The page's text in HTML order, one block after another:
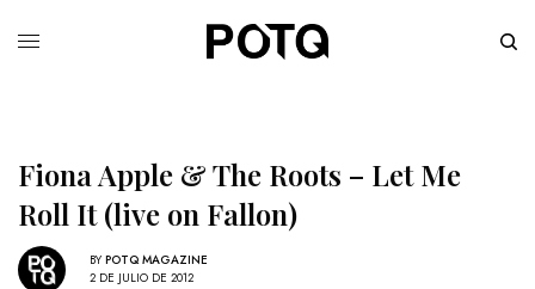
Fiona Apple & The Roots – Let Me
Roll It (live on Fallon)
BY POTQ MAGAZINE
2 DE JULIO DE 2012